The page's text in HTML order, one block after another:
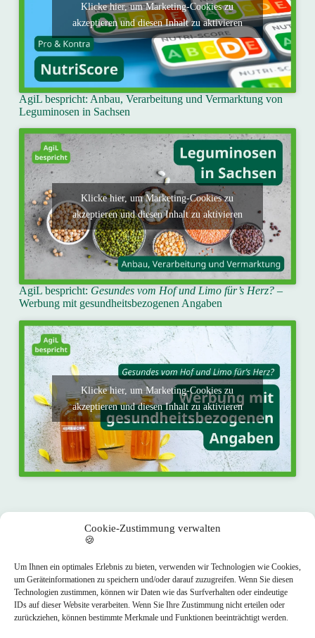
Cookie-Zustimmung verwalten
🍪
Um Ihnen ein optimales Erlebnis zu bieten, verwenden wir Technologien wie Cookies,
um Geräteinformationen zu speichern und/oder darauf zuzugreifen. Wenn Sie diesen
Technologien zustimmen, können wir Daten wie das Surfverhalten oder eindeutige
IDs auf dieser Website verarbeiten. Wenn Sie Ihre Zustimmung nicht erteilen oder
zurückziehen, können bestimmte Merkmale und Funktionen beeinträchtigt werden.
Klicke hier, um Marketing-Cookies zu
akzeptieren und diesen Inhalt zu aktivieren
AgiL bespricht: Anbau, Verarbeitung und Vermarktung von
Leguminosen in Sachsen
Klicke hier, um Marketing-Cookies zu
akzeptieren und diesen Inhalt zu aktivieren
AgiL bespricht: Gesundes vom Hof und Limo für’s Herz? –
Werbung mit gesundheitsbezogenen Angaben
Klicke hier, um Marketing-Cookies zu
akzeptieren und diesen Inhalt zu aktivieren
Impressum
Newsletter
AgiL ist ein Projekt der Arbeitsgemeinschaft AgrarMarketing
Sachsen GbR unter der Leitung vonIAK Agrar Consulting
GmbH